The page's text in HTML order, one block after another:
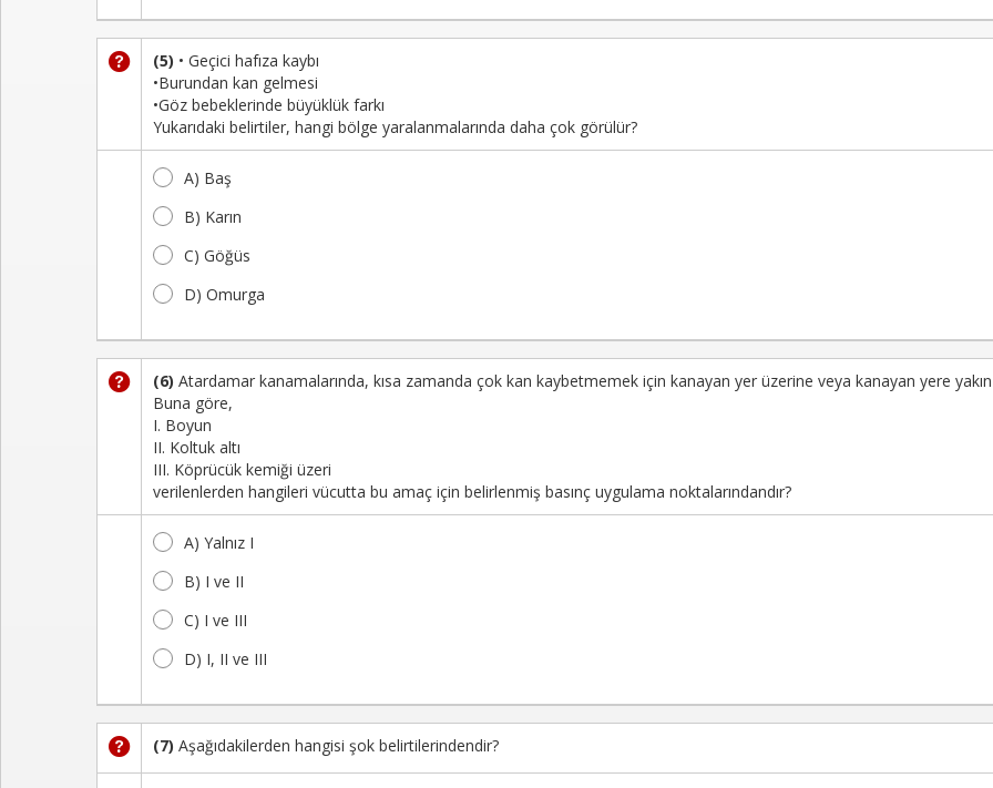
(5) • Geçici hafıza kaybı
•Burundan kan gelmesi
•Göz bebeklerinde büyüklük farkı
Yukarıdaki belirtiler, hangi bölge yaralanmalarında daha çok görülür?
A) Baş
B) Karın
C) Göğüs
D) Omurga
(6) Atardamar kanamalarında, kısa zamanda çok kan kaybetmemek için kanayan yer üzerine veya kanayan yere
Buna göre,
I. Boyun
II. Koltuk altı
III. Köprücük kemiği üzeri
verilenlerden hangileri vücutta bu amaç için belirlenmiş basınç uygulama noktalarındandır?
A) Yalnız I
B) I ve II
C) I ve III
D) I, II ve III
(7) Aşağıdakilerden hangisi şok belirtilerindendir?